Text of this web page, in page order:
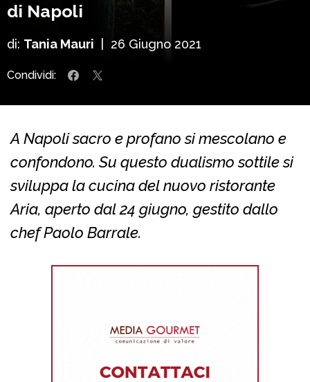
di Napoli
di: Tania Mauri 26 Giugno 2021
Condividi:
A Napoli sacro e profano si mescolano e
confondono. Su questo dualismo sottile si
sviluppa la cucina del nuovo ristorante
Aria, aperto dal 24 giugno, gestito dallo
chef Paolo Barrale.